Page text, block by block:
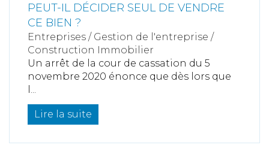
PEUT-IL DÉCIDER SEUL DE VENDRE
CE BIEN ?
Entreprises / Gestion de l'entreprise /
Construction Immobilier
Un arrêt de la cour de cassation du 5
novembre 2020 énonce que dès lors que
Lire la suite